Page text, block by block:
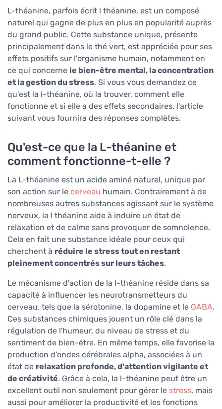
L-théanine, parfois écrit l théanine, est un composé
naturel qui gagne de plus en plus en popularité auprès
du grand public. Cette substance unique, présente
principalement dans le thé vert, est appréciée pour ses
effets positifs sur l'organisme humain, notamment en
ce qui concerne le bien-être mental, la concentration
et la gestion du stress. Si vous vous demandez ce
qu'est la l-théanine, où la trouver, comment elle
fonctionne et si elle a des effets secondaires, l'article
suivant vous fournira des réponses complètes.
Qu'est-ce que la L-théanine et
comment fonctionne-t-elle ?
La L-théanine est un acide aminé naturel, unique par
son action sur le cerveau humain. Contrairement à de
nombreuses autres substances agissant sur le système
nerveux, la l théanine aide à induire un état de
relaxation et de calme sans provoquer de somnolence.
Cela en fait une substance idéale pour ceux qui
cherchent à réduire le stress tout en restant
pleinement concentrés sur leurs tâches.
Le mécanisme d'action de la l-théanine réside dans sa
capacité à influencer les neurotransmetteurs du
cerveau, tels que la sérotonine, la dopamine et le GABA.
Ces substances chimiques jouent un rôle clé dans la
régulation de l'humeur, du niveau de stress et du
sentiment de bien-être. En même temps, elle favorise la
production d'ondes cérébrales alpha, associées à un
état de relaxation profonde, d'attention vigilante et
de créativité. Grâce à cela, la l-théanine peut être un
excellent outil non seulement pour gérer le stress, mais
aussi pour améliorer la productivité et les fonctions